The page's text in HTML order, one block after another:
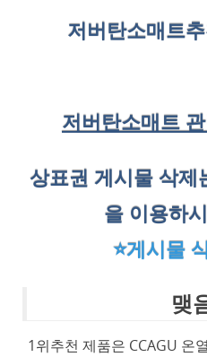
저버탄소매트
저버탄소매트
상표권 게시물 삭제
을 이용하
⭐게시물
맺
1위추천 제품은 CCAGU 온